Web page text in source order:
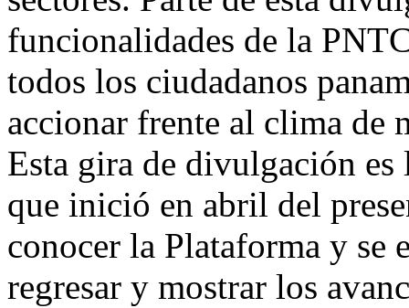
funcionalidades de la
todos los ciudadanos
accionar frente al clima de
Esta gira de divulgación
que inició en abril del
conocer la Plataforma y se
regresar y mostrar los